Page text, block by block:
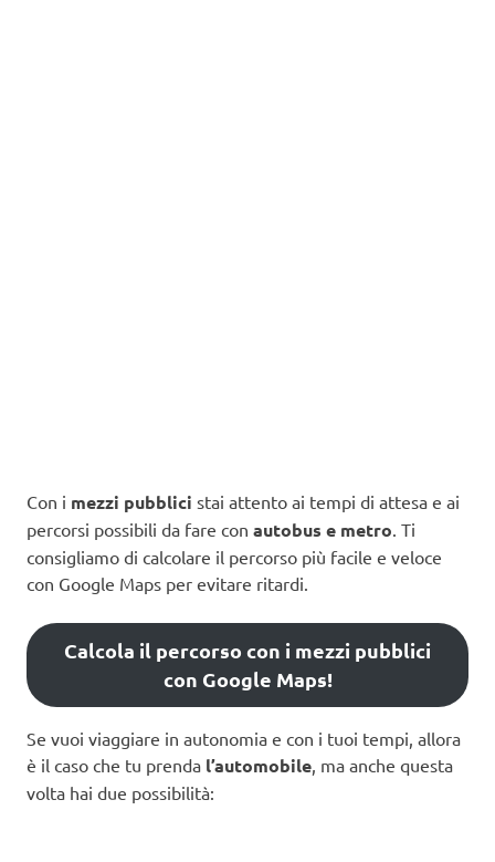
Con i mezzi pubblici stai attento ai tempi di attesa e ai
percorsi possibili da fare con autobus e metro. Ti
consigliamo di calcolare il percorso più facile e veloce
con Google Maps per evitare ritardi.
Calcola il percorso con i mezzi pubblici
con Google Maps!
Se vuoi viaggiare in autonomia e con i tuoi tempi, allora
è il caso che tu prenda l’automobile , ma anche questa
volta hai due possibilità: